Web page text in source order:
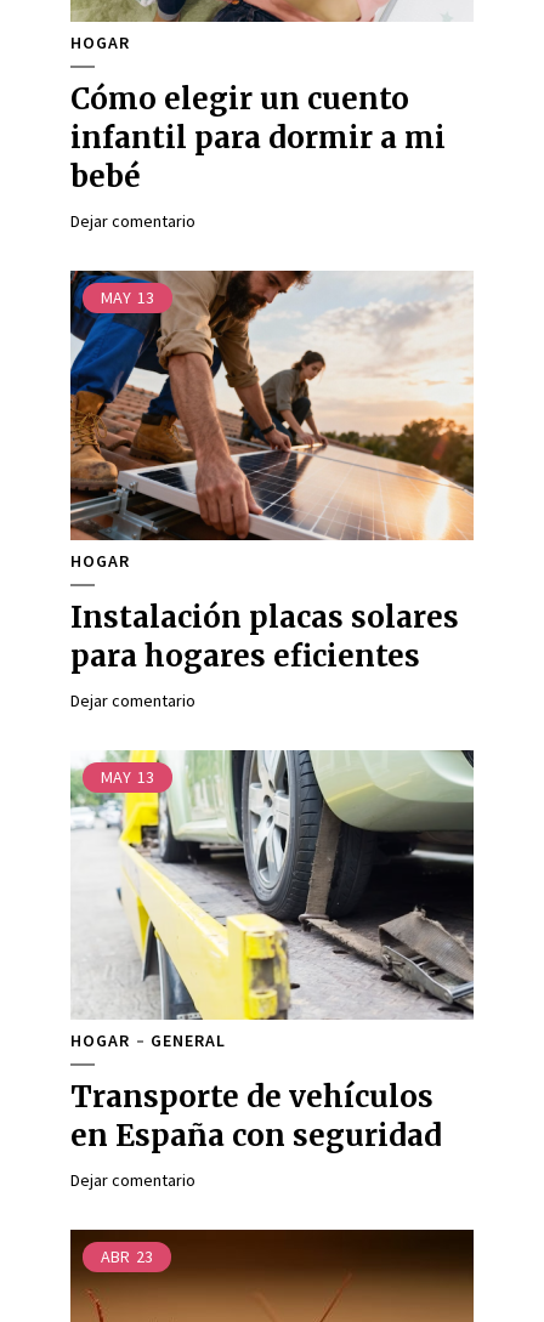
HOGAR
Cómo elegir un cuento
infantil para dormir a mi
bebé
Dejar comentario
MAY 13
HOGAR
Instalación placas solares
para hogares eficientes
Dejar comentario
MAY 13
HOGAR GENERAL
Transporte de vehículos
en España con seguridad
Dejar comentario
ABR 23